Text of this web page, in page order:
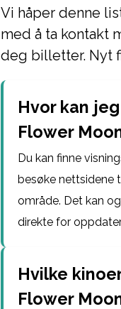
Vi håper denne
med å ta kontakt
deg billetter. Nyt
Hvor kan
Flower
Du kan finne
besøke nettsidene
område. Det kan
direkte for
Hvilke
Flower